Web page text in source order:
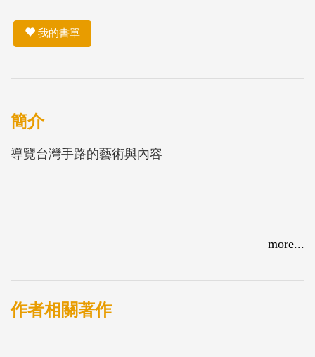
我的書單
簡介
導覽台灣手路的藝術與內容
more...
作者相關著作